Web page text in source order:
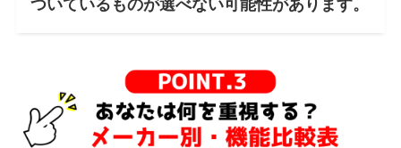
ついているものが選べない可能性があります。